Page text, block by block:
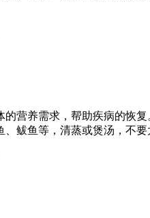
营养需求，帮助疾病的恢
鲅鱼等，清蒸或煲汤，不要